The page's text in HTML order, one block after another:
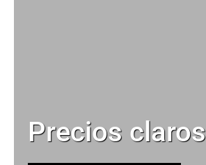
Precios claros